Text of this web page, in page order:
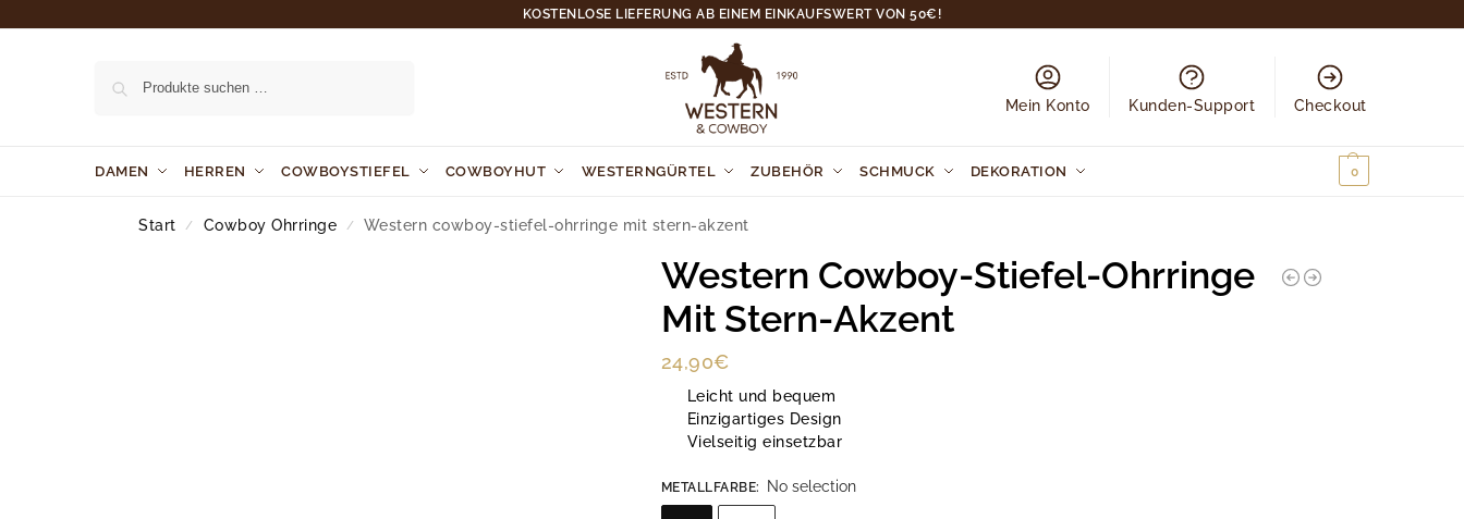
KOSTENLOSE LIEFERUNG AB EINEM EINKAUFSWERT VON 50€!
Mein Konto Kunden-Support Checkout
DAMEN HERREN COWBOYSTIEFEL COWBOYHUT WESTERNGÜRTEL ZUBEHÖR SCHMUCK DEKORATION 0
Start / Cowboy Ohrringe / Western cowboy-stiefel-ohrringe mit stern-akzent
Western Cowboy-Stiefel-Ohrringe
Mit Stern-Akzent
24,90€
Leicht und bequem
Einzigartiges Design
Vielseitig einsetzbar
METALLFARBE: No selection